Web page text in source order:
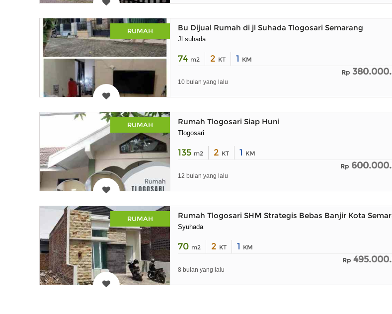
RUMAH Bu Dijual Rumah di jl Suhada Tlogosari Semarang
Jl suhada
74 m2 2 KT 1 KM
Rp
10 bulan yang lalu
RUMAH Rumah Tlogosari Siap Huni
Tlogosari
135 m2 2 KT 1 KM
Rp
12 bulan yang lalu
RUMAH Rumah Tlogosari SHM Strategis Bebas Banjir Kota
Syuhada
70 m2 2 KT 1 KM
Rp
8 bulan yang lalu